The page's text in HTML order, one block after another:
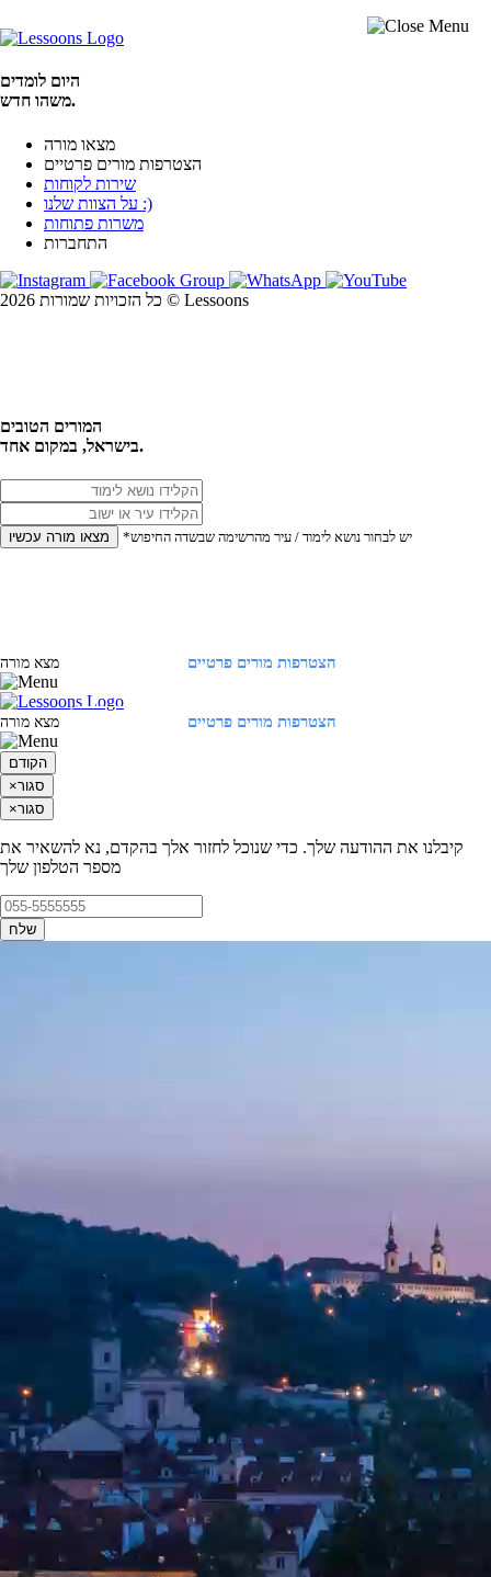
היום לומדים
משהו חדש.
מצאו מורה
הצטרפות מורים פרטיים
שירות לקוחות
על הצוות שלנו :)
משרות פתוחות
התחברות
כל הזכויות שמורות 2026 © Lessoons
המורים הטובים
בישראל, במקום אחד.
מצאו מורה עכשיו *יש לבחור נושא לימוד / עיר מהרשימה שבשדה החיפוש
הצטרפות מורים פרטיים מצא מורה
הצטרפות מורים פרטיים מצא מורה
הקודם
×סגור
×סגור
קיבלנו את ההודעה שלך. כדי שנוכל לחזור אלך בהקדם, נא להשאיר את
מספר הטלפון שלך
שלח